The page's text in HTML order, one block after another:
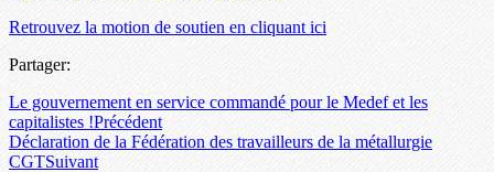
Retrouvez la motion de soutien en cliquant ici
Partager:
Le gouvernement en service commandé pour le Medef et les
capitalistes !Précédent
Déclaration de la Fédération des travailleurs de la métallurgie
CGTSuivant